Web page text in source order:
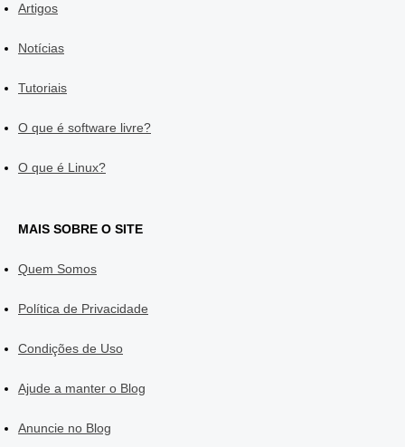
Artigos
Notícias
Tutoriais
O que é software livre?
O que é Linux?
MAIS SOBRE O SITE
Quem Somos
Política de Privacidade
Condições de Uso
Ajude a manter o Blog
Anuncie no Blog